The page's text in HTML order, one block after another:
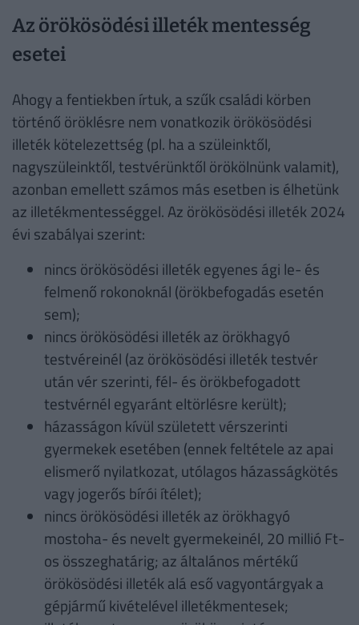
Az örökösödési illeték mentesség
esetei
Ahogy a fentiekben írtuk, a szűk családi körben
történő öröklésre nem vonatkozik örökösödési
illeték kötelezettség (pl. ha a szüleinktől,
nagyszüleinktől, testvérünktől örökölnünk valamit),
azonban emellett számos más esetben is élhetünk
az illetékmentességgel. Az örökösödési illeték 2024
évi szabályai szerint:
nincs örökösödési illeték egyenes ági le- és
felmenő rokonoknál (örökbefogadás esetén
sem);
nincs örökösödési illeték az örökhagyó
testvéreinél (az örökösödési illeték testvér
után vér szerinti, fél- és örökbefogadott
testvérnél egyaránt eltörlésre került);
házasságon kívül született vérszerinti
gyermekek esetében (ennek feltétele az apai
elismerő nyilatkozat, utólagos házasságkötés
vagy jogerős bírói ítélet);
nincs örökösödési illeték az örökhagyó
mostoha- és nevelt gyermekeinél, 20 millió Ft-
os összeghatárig; az általános mértékű
örökösödési illeték alá eső vagyontárgyak a
gépjármű kivételével illetékmentesek;